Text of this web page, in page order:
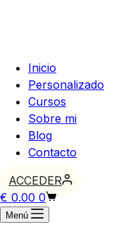
Inicio
Personalizado
Cursos
Sobre mi
Blog
Contacto
ACCEDER
Carro
de
€ 0.00 0
Menú